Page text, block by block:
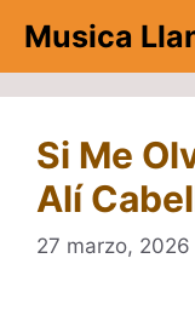
contenido
Musica
Si Me
Alí
27 marzo, 2026